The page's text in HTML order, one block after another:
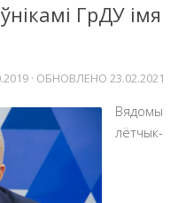
ГрДУ імя
· ОБНОВЛЕНО 23.02.2021
Вядомы
лётчык-